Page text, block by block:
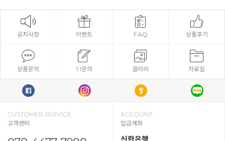
공지사항 이벤트 FAQ 상품후기
상품문의 1:1문의 갤러리 자료실
CUSTOMER SERVICE
고객센터
ACCOUNT
입금계좌